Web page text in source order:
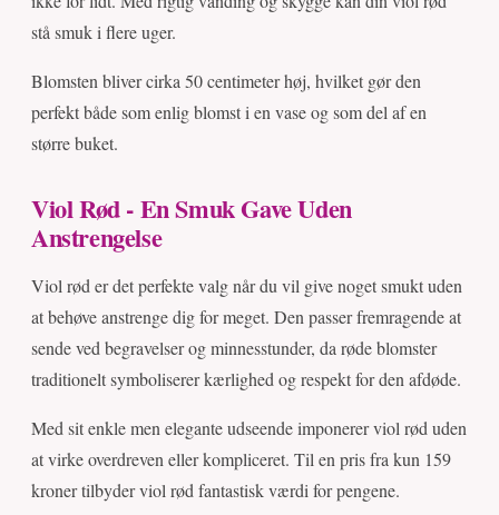
stå smuk i flere uger.
Blomsten bliver cirka 50 centimeter høj, hvilket gør den
perfekt både som enlig blomst i en vase og som del af en
større buket.
Viol Rød - En Smuk Gave Uden
Anstrengelse
Viol rød er det perfekte valg når du vil give noget smukt uden
at behøve anstrenge dig for meget. Den passer fremragende at
sende ved begravelser og minnesstunder, da røde blomster
traditionelt symboliserer kærlighed og respekt for den afdøde.
Med sit enkle men elegante udseende imponerer viol rød uden
at virke overdreven eller kompliceret. Til en pris fra kun 159
kroner tilbyder viol rød fantastisk værdi for pengene.